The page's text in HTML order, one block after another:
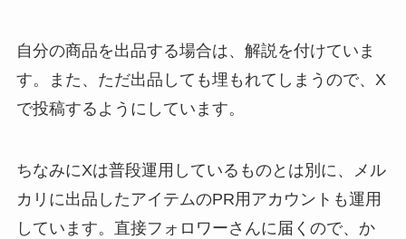
自分の商品を出品する場合は、解説を付けていま
す。また、ただ出品しても埋もれてしまうので、X
で投稿するようにしています。
ちなみにXは普段運用しているものとは別に、メル
カリに出品したアイテムのPR用アカウントも運用
しています。直接フォロワーさんに届くので、か